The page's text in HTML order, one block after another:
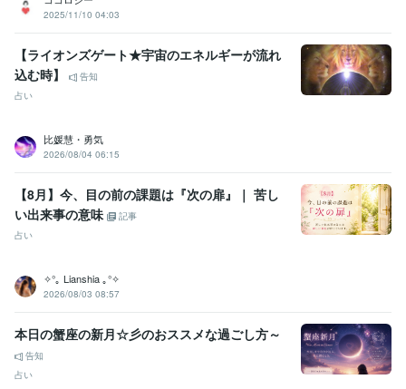
2025/11/10 04:03
【ライオンズゲート★宇宙のエネルギーが流れ
込む時】
告知
占い
比媛慧・勇気
2026/08/04 06:15
【8月】今、目の前の課題は『次の扉』｜ 苦し
い出来事の意味
記事
占い
✧°｡ Lianshia ｡°✧
2026/08/03 08:57
本日の蟹座の新月☆彡のおススメな過ごし方～
告知
占い